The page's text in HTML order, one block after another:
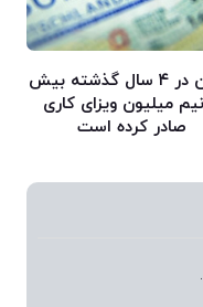
آلمان در ۴ سال گذشته بیش
میلیون ویزای کاری
صادر کرده است
.